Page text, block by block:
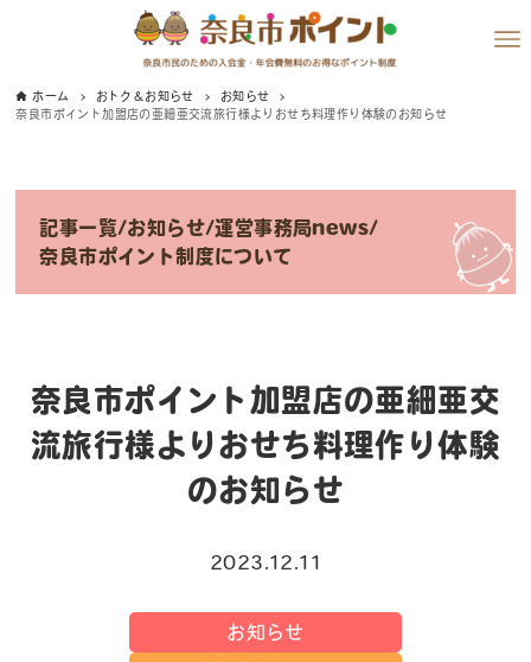
ホーム おトク＆お知らせ
お知らせ
奈良市ポイント加盟店の亜細亜交流旅行様よりおせち料理作り体験のお知らせ
記事一覧/お知らせ/運営事務局news/
奈良市ポイント制度について
奈良市ポイント加盟店の亜細亜交
流旅行様よりおせち料理作り体験
のお知らせ
2023.12.11
お知らせ